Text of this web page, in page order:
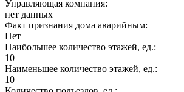
Управляющая компания:
нет данных
Факт признания дома аварийным:
Нет
Наибольшее количество этажей, ед.:
10
Наименьшее количество этажей, ед.:
10